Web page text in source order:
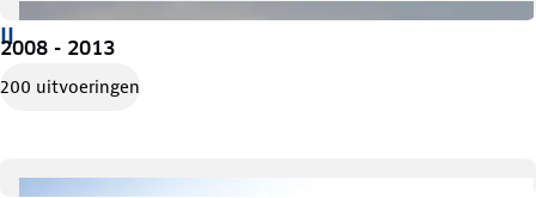
II
2008 - 2013
200 uitvoeringen